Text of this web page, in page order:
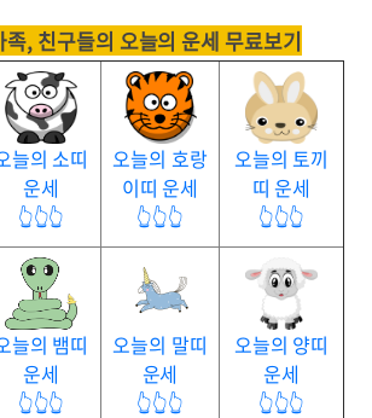
, 친구들의 오늘의 운세 무료보기
늘의 소띠
운세
👆👆👆
오늘의 호랑
이띠 운세
👆👆👆
오늘의 토끼
띠 운세
👆👆👆
늘의 뱀띠
운세
👆👆👆
오늘의 말띠
운세
👆👆👆
오늘의 양띠
운세
👆👆👆